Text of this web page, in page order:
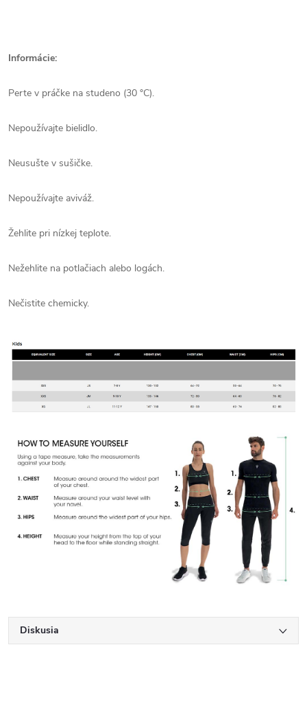
Informácie:
Perte v práčke na studeno (30 °C).
Nepoužívajte bielidlo.
Neusušte v sušičke.
Nepoužívajte aviváž.
Žehlite pri nízkej teplote.
Nežehlite na potlačiach alebo logách.
Nečistite chemicky.
Diskusia